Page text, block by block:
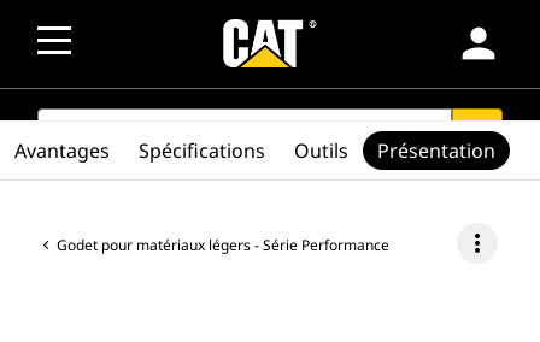
person
SEARCH search
Godet pour matériaux légers - Série Performance more_vert
Avantages Spécifications Outils Présentation